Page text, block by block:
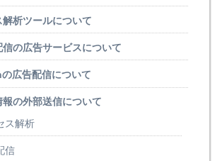
解析ツールについて
信の広告サービスについて
広告配信について
報の外部送信について
ス解析
信